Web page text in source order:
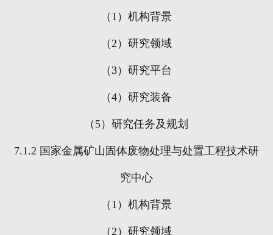
（ 1 ）机构背景
（ 2 ）研究领域
（3）研究平台
（4）研究装备
（ 5）研究任务及规划
7.1.2 国家金属矿山固体废物处理与处置工程技术研
究中心
（ 1 ）机构背景
（ 2 ）研究领域